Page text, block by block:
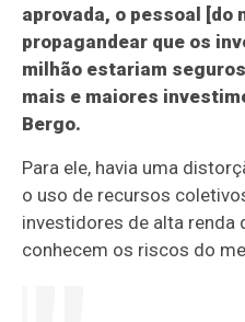
aprovada, o pessoal [do
propagandear que os
milhão estariam
mais e maiores
Bergo.
Para ele, havia uma
o uso de recursos
investidores de alta renda
conhecem os riscos do